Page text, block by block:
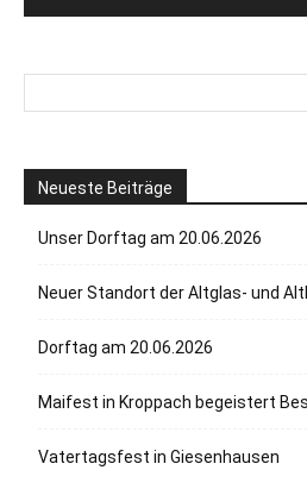
Neueste Beiträge
Unser Dorftag am 20.06.2026
Neuer Standort der Altglas- und
Dorftag am 20.06.2026
Maifest in Kroppach begeistert
Vatertagsfest in Giesenhausen